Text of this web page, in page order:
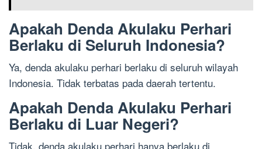
Apakah Denda Akulaku Perhari
Berlaku di Seluruh Indonesia?
Ya, denda akulaku perhari berlaku di seluruh wilayah
Indonesia. Tidak terbatas pada daerah tertentu.
Apakah Denda Akulaku Perhari
Berlaku di Luar Negeri?
Tidak, denda akulaku perhari hanya berlaku di